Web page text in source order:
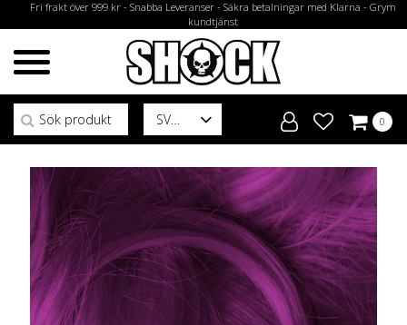
Fri frakt över 999 kr - Snabba Leveranser - Säkra betalningar med Klarna - Grym
kundtjänst
SV
Sök efter:
0